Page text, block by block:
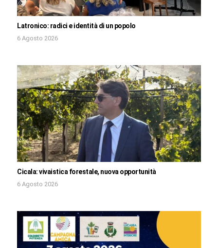
Latronico: radici e identità di un popolo
6 Agosto 2026
Cicala: vivaistica forestale, nuova opportunità
6 Agosto 2026